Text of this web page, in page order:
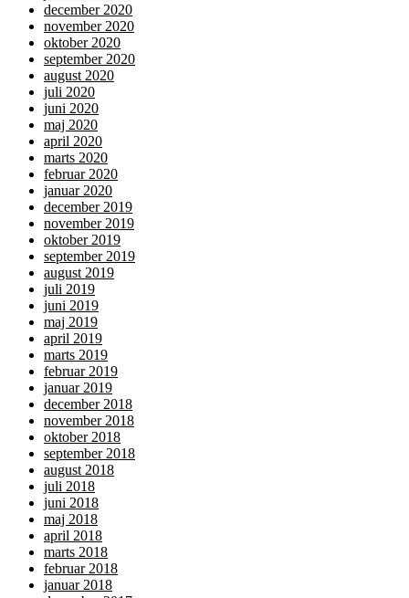
december 2020
november 2020
oktober 2020
september 2020
august 2020
juli 2020
juni 2020
maj 2020
april 2020
marts 2020
februar 2020
januar 2020
december 2019
november 2019
oktober 2019
september 2019
august 2019
juli 2019
juni 2019
maj 2019
april 2019
marts 2019
februar 2019
januar 2019
december 2018
november 2018
oktober 2018
september 2018
august 2018
juli 2018
juni 2018
maj 2018
april 2018
marts 2018
februar 2018
januar 2018